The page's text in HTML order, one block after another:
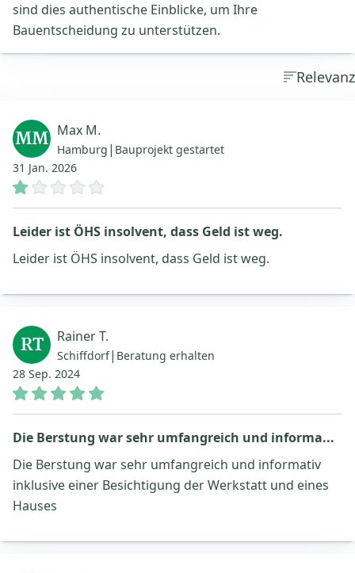
sind dies authentische Einblicke, um Ihre
Bauentscheidung zu unterstützen.
Relevanz
MM Max M.
Hamburg | Bauprojekt gestartet
31 Jan. 2026
Leider ist ÖHS insolvent, dass Geld ist weg.
Leider ist ÖHS insolvent, dass Geld ist weg.
RT Rainer T.
Schiffdorf| Beratung erhalten
28 Sep. 2024
Die Berstung war sehr umfangreich und informa...
Die Berstung war sehr umfangreich und informativ
inklusive einer Besichtigung der Werkstatt und eines
Hauses